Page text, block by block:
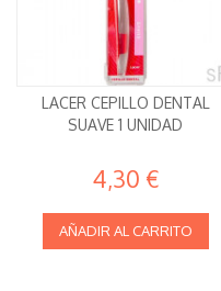
LACER CEPILLO DENTAL
SUAVE 1 UNIDAD
4,30 €
AÑADIR AL CARRITO